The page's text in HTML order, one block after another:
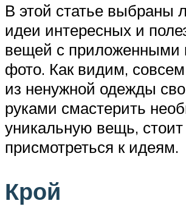
В этой статье выбраны
идеи интересных и
вещей с приложенными
фото. Как видим,
из ненужной одежды
руками смастерить
уникальную вещь, стоит
присмотреться к идеям.
Крой